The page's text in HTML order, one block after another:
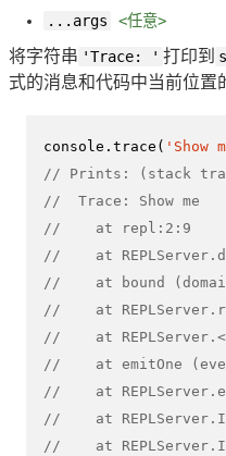
...args
<任意>
将字符串 'Trace: ' 打印到
式的消息和代码中当前位置
console . trace ( 'Show
// Prints: (stack
//  Trace: Show me
//    at repl:2:9
//    at
//    at bound
//    at
//    at
//    at emitOne
//    at
//    at
//    at